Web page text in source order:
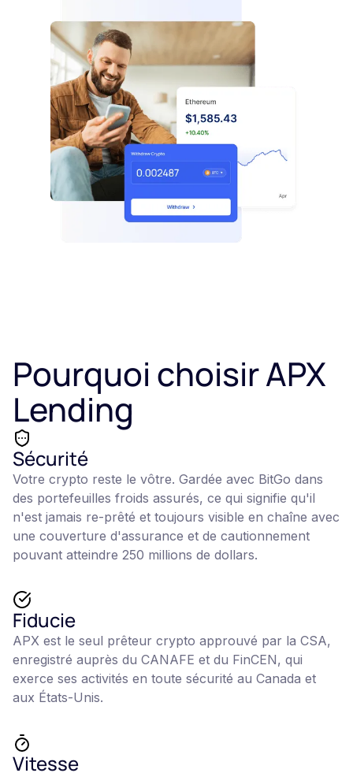
Pourquoi choisir APX
Lending
Sécurité
Votre crypto reste le vôtre. Gardée avec BitGo dans
des portefeuilles froids assurés, ce qui signifie qu'il
n'est jamais re-prêté et toujours visible en chaîne avec
une couverture d'assurance et de cautionnement
pouvant atteindre 250 millions de dollars.
Fiducie
APX est le seul prêteur crypto approuvé par la CSA,
enregistré auprès du CANAFE et du FinCEN, qui
exerce ses activités en toute sécurité au Canada et
aux États-Unis.
Vitesse